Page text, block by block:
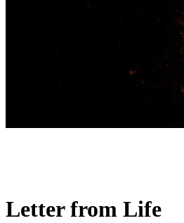
Letter from Life